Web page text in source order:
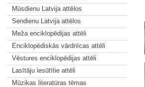
Mūsdienu Latvija attēlos
Sendienu Latvija attēlos
Meža enciklopēdijas attēli
Enciklopēdiskās vārdnīcas attēli
Vēstures enciklopēdijas attēli
Lasītāju iesūtītie attēli
Mūzikas literatūras tēmas